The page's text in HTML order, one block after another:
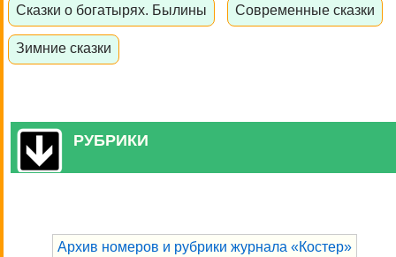
Сказки о богатырях. Былины Современные сказки
Зимние сказки
РУБРИКИ
Архив номеров и рубрики журнала «Костер»